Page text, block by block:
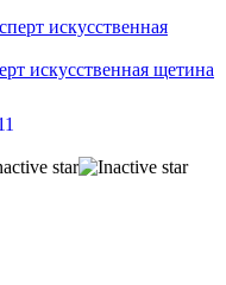
искусственная щетина